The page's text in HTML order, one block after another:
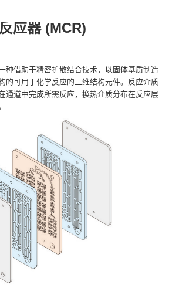
应器 (MCR)
种借助于精密扩散结合技术，以固体基质制造
的可用于化学反应的三维结构元件。反应介质
通道中完成所需反应，换热介质分布在反应层